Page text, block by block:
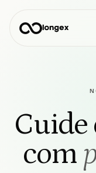
Cuide
com